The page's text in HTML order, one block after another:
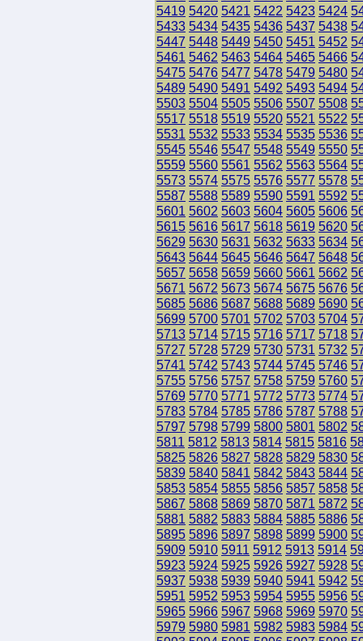
5419 5420 5421 5422 5423 5424
5433 5434 5435 5436 5437 5438
5447 5448 5449 5450 5451 5452
5461 5462 5463 5464 5465 5466
5475 5476 5477 5478 5479 5480
5489 5490 5491 5492 5493 5494
5503 5504 5505 5506 5507 5508
5517 5518 5519 5520 5521 5522
5531 5532 5533 5534 5535 5536
5545 5546 5547 5548 5549 5550
5559 5560 5561 5562 5563 5564
5573 5574 5575 5576 5577 5578
5587 5588 5589 5590 5591 5592
5601 5602 5603 5604 5605 5606
5615 5616 5617 5618 5619 5620
5629 5630 5631 5632 5633 5634
5643 5644 5645 5646 5647 5648
5657 5658 5659 5660 5661 5662
5671 5672 5673 5674 5675 5676
5685 5686 5687 5688 5689 5690
5699 5700 5701 5702 5703 5704
5713 5714 5715 5716 5717 5718
5727 5728 5729 5730 5731 5732
5741 5742 5743 5744 5745 5746
5755 5756 5757 5758 5759 5760
5769 5770 5771 5772 5773 5774
5783 5784 5785 5786 5787 5788
5797 5798 5799 5800 5801 5802
5811 5812 5813 5814 5815 5816
5825 5826 5827 5828 5829 5830
5839 5840 5841 5842 5843 5844
5853 5854 5855 5856 5857 5858
5867 5868 5869 5870 5871 5872
5881 5882 5883 5884 5885 5886
5895 5896 5897 5898 5899 5900
5909 5910 5911 5912 5913 5914
5923 5924 5925 5926 5927 5928
5937 5938 5939 5940 5941 5942
5951 5952 5953 5954 5955 5956
5965 5966 5967 5968 5969 5970
5979 5980 5981 5982 5983 5984